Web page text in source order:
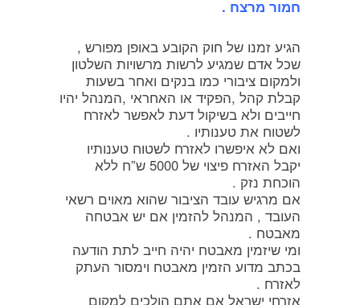
חמור מרצח .
הגיע זמנו של חוק הקובע באופן מפורש ,
שכל אדם שמגיע לרשות מרשויות השלטון
ולמקום ציבורי כמו בנקים ואחר בשעות
קבלת קהל ,הפקיד או האחראי ,המנהל יהיו
חייבים ולא בשיקול דעת לאפשר לאזרח
לשטוח את טענותיו .
ואם לא איפשרו לאזרח לשטוח טענותיו
יקבל האזרח פיצוי של 5000 ש”ח ללא
הוכחת נזק .
אם מרגיש עובד הציבור שהוא מאוים רשאי
העובד , המנהל להזמין אם יש אבטחה
מאבטח .
ומי שיזמין מאבטח יהיה חייב לתת הודעה
בכתב מדוע הזמין מאבטח וימסור העתק
לאזרח .
אזרחי ישראל אם אתם הולכים למקום